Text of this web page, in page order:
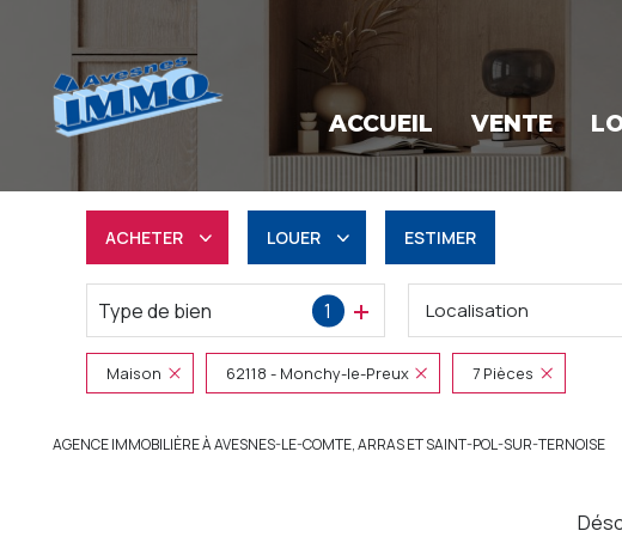
ACCUEIL VENTE
ACHETER
Résidentiel
Professionnel
LOUER
à l'année
Professionnel
ESTIMER
Type de bien 1 Localisation
Maison 62118 - Monchy-le-Preux 7 Pièces
AGENCE IMMOBILIÈRE À AVESNES-LE-COMTE, ARRAS ET SAINT-POL-SUR-TERNOISE